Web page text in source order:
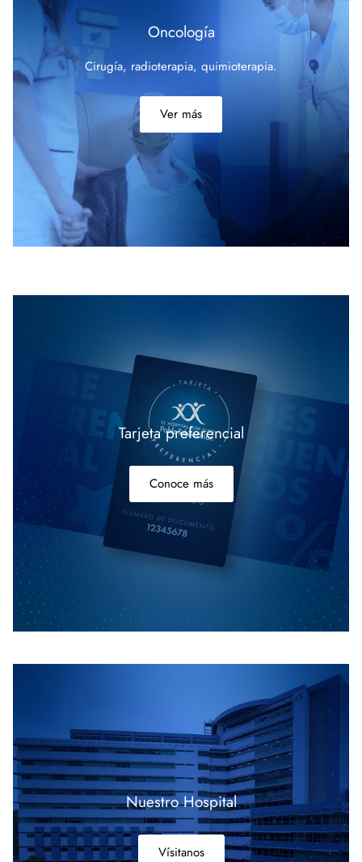
Oncología
Cirugía, radioterapia, quimioterapia.
Ver más
Tarjeta preferencial
Conoce más
Nuestro Hospital
Vísitanos